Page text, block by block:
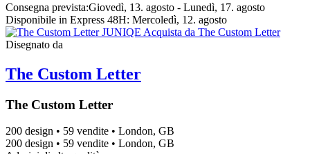
Consegna prevista:Giovedì, 13. agosto - Lunedì, 17. agosto
Disponibile in Express 48H: Mercoledì, 12. agosto
Disegnato da
The Custom Letter
The Custom Letter
200 design • 59 vendite • London, GB
200 design • 59 vendite • London, GB